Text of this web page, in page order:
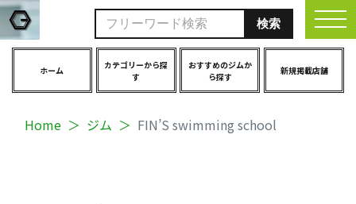
ホーム
カテゴリーから探
す
おすすめのジムか
ら探す
新規掲載店舗
Home ジム FIN’S swimming school